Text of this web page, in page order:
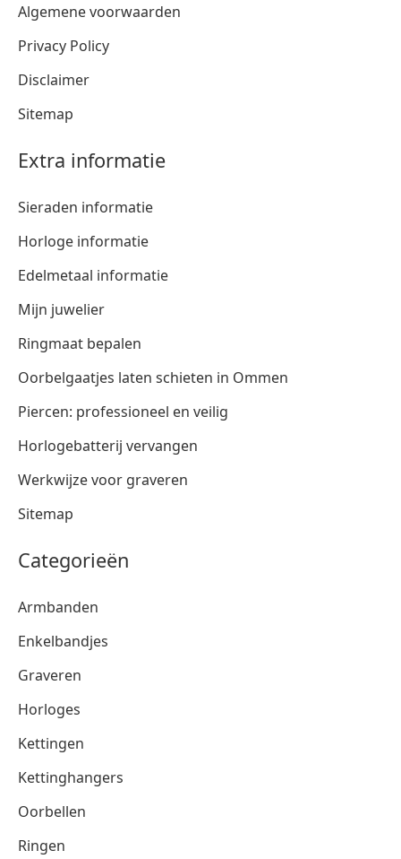
Algemene voorwaarden
Privacy Policy
Disclaimer
Sitemap
Extra informatie
Sieraden informatie
Horloge informatie
Edelmetaal informatie
Mijn juwelier
Ringmaat bepalen
Oorbelgaatjes laten schieten in Ommen
Piercen: professioneel en veilig
Horlogebatterij vervangen
Werkwijze voor graveren
Sitemap
Categorieën
Armbanden
Enkelbandjes
Graveren
Horloges
Kettingen
Kettinghangers
Oorbellen
Ringen